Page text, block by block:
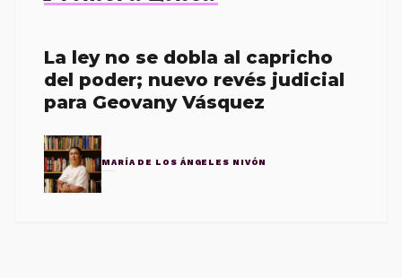
La ley no se dobla al capricho
del poder; nuevo revés judicial
para Geovany Vásquez
MARÍA DE LOS ÁNGELES NIVÓN